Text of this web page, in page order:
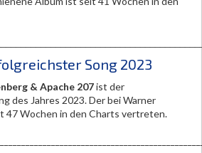
Song 2023
& Apache 207ist der
des Jahres 2023. Der bei Warner
47 Wochen in den Charts vertreten.